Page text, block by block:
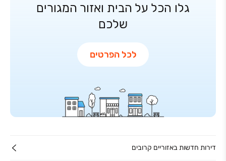
גלו הכל על הבית ואזור המגורים
שלכם
לכל הפרטים
דירות חדשות באזוריים קרובים